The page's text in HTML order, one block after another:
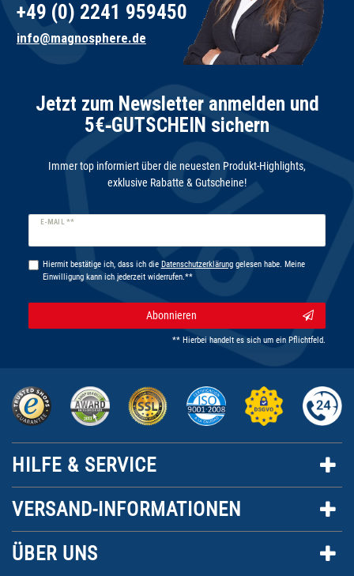
+49 (0) 2241 959450
info@magnosphere.de
Jetzt zum Newsletter anmelden und
5€‑GUTSCHEIN sichern
Immer top informiert über die neuesten Produkt-Highlights,
exklusive Rabatte & Gutscheine!
E-MAIL **
Newsletter
Hiermit bestätige ich, dass ich die Daten­schutz­erklärunggelesen habe. Meine
Einwilligung kann ich jederzeit widerrufen.**
Abonnieren
** Hierbei handelt es sich um ein Pflichtfeld.
HILFE & SERVICE
VERSAND-INFORMATIONEN
ÜBER UNS